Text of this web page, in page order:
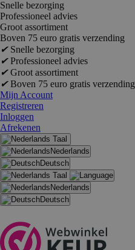
Snelle bezorging
Professioneel advies
Groot assortiment
Boven 75 euro gratis verzending
✔Snelle bezorging
✔Professioneel advies
✔Groot assortiment
✔Boven 75 euro gratis verzending
Mijn Account
Registreren
Inloggen
Afrekenen
Taal
Nederlands
Deutsch
Taal
Nederlands
Deutsch